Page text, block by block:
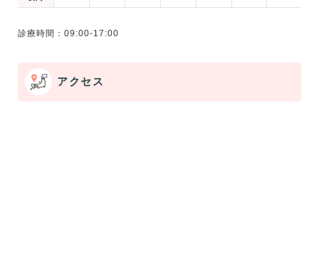
アクセス